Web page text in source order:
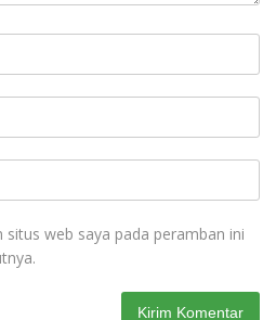
situs web saya pada peramban ini